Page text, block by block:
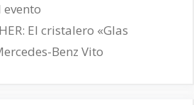
El cristalero «Glas
Benz Vito